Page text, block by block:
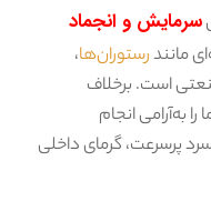
سرمایش و انجماد
مانندرستوران‌ها،
است. برخلاف
به‌آرامی انجام
پرسرعت، گرمای داخلی